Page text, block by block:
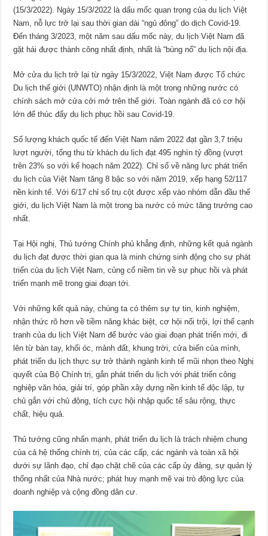
(15/3/2022). Ngày 15/3/2022 là dấu mốc quan trọng của du lịch Việt
Nam, nỗ lực trở lại sau thời gian dài “ngủ đông” do dịch Covid-19.
Đến tháng 3/2023, một năm sau dấu mốc này, du lịch Việt Nam đã
gặt hái được thành công nhất định, nhất là “bùng nổ” du lịch nội địa.
Mở cửa du lịch trở lại từ ngày 15/3/2022, Việt Nam được Tổ chức
Du lịch thế giới (UNWTO) nhận định là một trong những nước có
chính sách mở cửa cởi mở trên thế giới. Toàn ngành đã có cơ hội
lớn để thúc đẩy du lịch phục hồi sau Covid-19.
Số lượng khách quốc tế đến Việt Nam năm 2022 đạt gần 3,7 triệu
lượt người, tổng thu từ khách du lịch đạt 495 nghìn tỷ đồng (vượt
trên 23% so với kế hoạch năm 2022). Chỉ số về năng lực phát triển
du lịch của Việt Nam tăng 8 bậc so với năm 2019, xếp hạng 52/117
nền kinh tế. Với 6/17 chỉ số trụ cột được xếp vào nhóm dẫn đầu thế
giới, du lịch Việt Nam là một trong ba nước có mức tăng trưởng cao
nhất.
Tại Hội nghị, Thủ tướng Chính phủ khẳng định, những kết quả ngành
du lịch đạt được thời gian qua là minh chứng sinh động cho sự phát
triển của du lịch Việt Nam, củng cố niềm tin về sự phục hồi và phát
triển mạnh mẽ trong giai đoạn tới.
Với những kết quả này, chúng ta có thêm sự tự tin, kinh nghiệm,
nhận thức rõ hơn về tiềm năng khác biệt, cơ hội nổi trội, lợi thế cạnh
tranh của du lịch Việt Nam để bước vào giai đoạn phát triển mới, đi
lên từ bàn tay, khối óc, mảnh đất, khung trời, cửa biển của mình,
phát triển du lịch thực sự trở thành ngành kinh tế mũi nhọn theo Nghị
quyết của Bộ Chính trị, gắn phát triển du lịch với phát triển công
nghiệp văn hóa, giải trí, góp phần xây dựng nền kinh tế độc lập, tự
chủ gắn với chủ động, tích cực hội nhập quốc tế sâu rộng, thực
chất, hiệu quả.
Thủ tướng cũng nhấn mạnh, phát triển du lịch là trách nhiệm chung
của cả hệ thống chính trị, của các cấp, các ngành và toàn xã hội
dưới sự lãnh đạo, chỉ đạo chặt chẽ của các cấp ủy đảng, sự quản lý
thống nhất của Nhà nước; phát huy mạnh mẽ vai trò động lực của
doanh nghiệp và cộng đồng dân cư.